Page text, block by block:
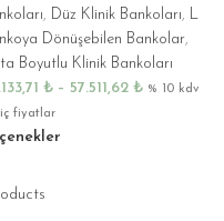
, Düz Klinik Bankoları, L
Dönüşebilen Bankolar,
Boyutlu Klinik Bankoları
₺ – 57.511,62 ₺ % 10 kdv
fiyatlar